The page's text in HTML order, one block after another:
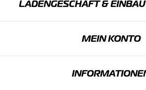
LADENGESCHÄFT &
MEIN KONTO